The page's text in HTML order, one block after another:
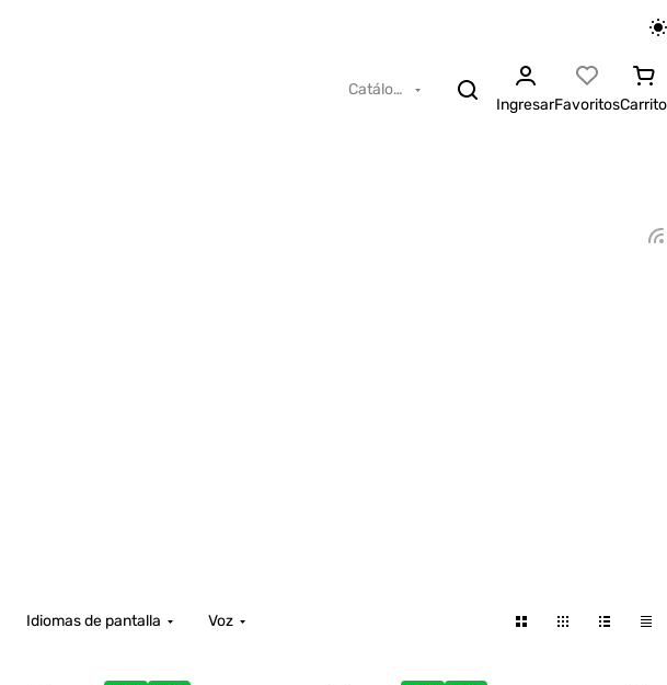
Catálogo
IngresarFavoritosCarrito
Idiomas de pantalla Voz